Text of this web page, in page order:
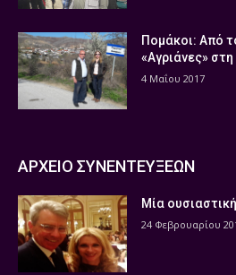
Πομάκοι: Από
«Αγριάνες»
4 Μαΐου 2017
ΑΡΧΕΙΟ ΣΥΝΕΝΤΕΥΞΕΩΝ
Μία
24 Φεβρουαρίου